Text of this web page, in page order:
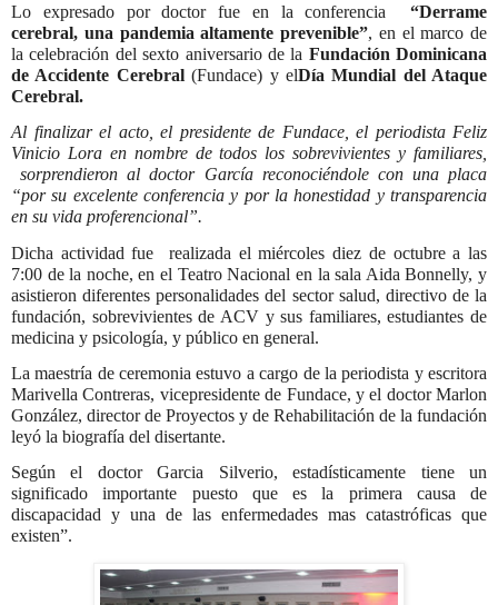
Lo expresado por doctor fue en la conferencia “Derrame
cerebral, una pandemia altamente prevenible”, en el marco de
la celebración del sexto aniversario de la Fundación Dominicana
de Accidente Cerebral(Fundace) y elDía Mundial del Ataque
Cerebral.
Al finalizar el acto, el presidente de Fundace, el periodista Feliz
Vinicio Lora en nombre de todos los sobrevivientes y familiares,
sorprendieron al doctor García reconociéndole con una placa
“por su excelente conferencia y por la honestidad y transparencia
en su vida proferencional”.
Dicha actividad fue realizada el miércoles diez de octubre a las
7:00 de la noche, en el Teatro Nacional en la sala Aida Bonnelly, y
asistieron diferentes personalidades del sector salud, directivo de la
fundación, sobrevivientes de ACV y sus familiares, estudiantes de
medicina y psicología, y público en general.
La maestría de ceremonia estuvo a cargo de la periodista y escritora
Marivella Contreras, vicepresidente de Fundace, y el doctor Marlon
González, director de Proyectos y de Rehabilitación de la fundación
leyó la biografía del disertante.
Según el doctor Garcia Silverio, estadísticamente tiene un
significado importante puesto que es la primera causa de
discapacidad y una de las enfermedades mas catastróficas que
existen”.